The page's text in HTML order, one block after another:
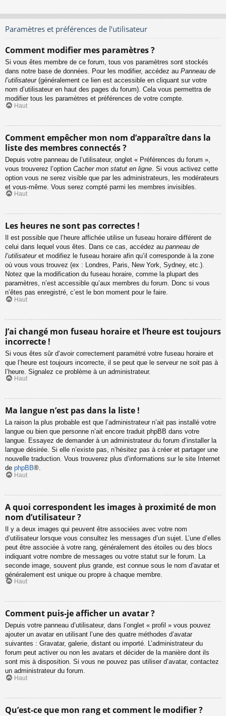
Paramètres et préférences de l’utilisateur
Comment modifier mes paramètres ?
Si vous êtes membre de ce forum, tous vos paramètres sont stockés
dans notre base de données. Pour les modifier, accédez au Panneau de
l’utilisateur(généralement ce lien est accessible en cliquant sur votre
nom d’utilisateur en haut des pages du forum). Cela vous permettra de
modifier tous les paramètres et préférences de votre compte.
Haut
Comment empêcher mon nom d’apparaître dans la
liste des membres connectés ?
Depuis votre panneau de l’utilisateur, onglet « Préférences du forum »,
vous trouverez l’option Cacher mon statut en ligne . Si vous activez cette
option vous ne serez visible que par les administrateurs, les modérateurs
et vous-même. Vous serez compté parmi les membres invisibles.
Haut
Les heures ne sont pas correctes !
Il est possible que l’heure affichée utilise un fuseau horaire différent de
celui dans lequel vous êtes. Dans ce cas, accédez au panneau de
l’utilisateuret modifiez le fuseau horaire afin qu’il corresponde à la zone
où vous vous trouvez (ex : Londres, Paris, New York, Sydney, etc.).
Notez que la modification du fuseau horaire, comme la plupart des
paramètres, n’est accessible qu’aux membres du forum. Donc si vous
n’êtes pas enregistré, c’est le bon moment pour le faire.
Haut
J’ai changé mon fuseau horaire et l’heure est toujours
incorrecte !
Si vous êtes sûr d’avoir correctement paramétré votre fuseau horaire et
que l’heure est toujours incorrecte, il se peut que le serveur ne soit pas à
l’heure. Signalez ce problème à un administrateur.
Haut
Ma langue n’est pas dans la liste !
La raison la plus probable est que l’administrateur n’ait pas installé votre
langue ou bien que personne n’ait encore traduit phpBB dans votre
langue. Essayez de demander à un administrateur du forum d’installer la
langue désirée. Si elle n’existe pas, n’hésitez pas à créer et partager une
nouvelle traduction. Vous trouverez plus d’informations sur le site Internet
de phpBB®.
Haut
A quoi correspondent les images à proximité de mon
nom d’utilisateur ?
Il y a deux images qui peuvent être associées avec votre nom
d’utilisateur lorsque vous consultez les messages d’un sujet. L’une d’elles
peut être associée à votre rang, généralement des étoiles ou des blocs
indiquant votre nombre de messages ou votre statut sur le forum. La
seconde image, souvent plus grande, est connue sous le nom d’avatar et
généralement est unique ou propre à chaque membre.
Haut
Comment puis-je afficher un avatar ?
Depuis votre panneau d’utilisateur, dans l’onglet « profil » vous pouvez
ajouter un avatar en utilisant l’une des quatre méthodes d’avatar
suivantes : Gravatar, galerie, distant ou importé. L’administrateur du
forum peut activer ou non les avatars et décider de la manière dont ils
sont mis à disposition. Si vous ne pouvez pas utiliser d’avatar, contactez
un administrateur du forum.
Haut
Qu’est-ce que mon rang et comment le modifier ?